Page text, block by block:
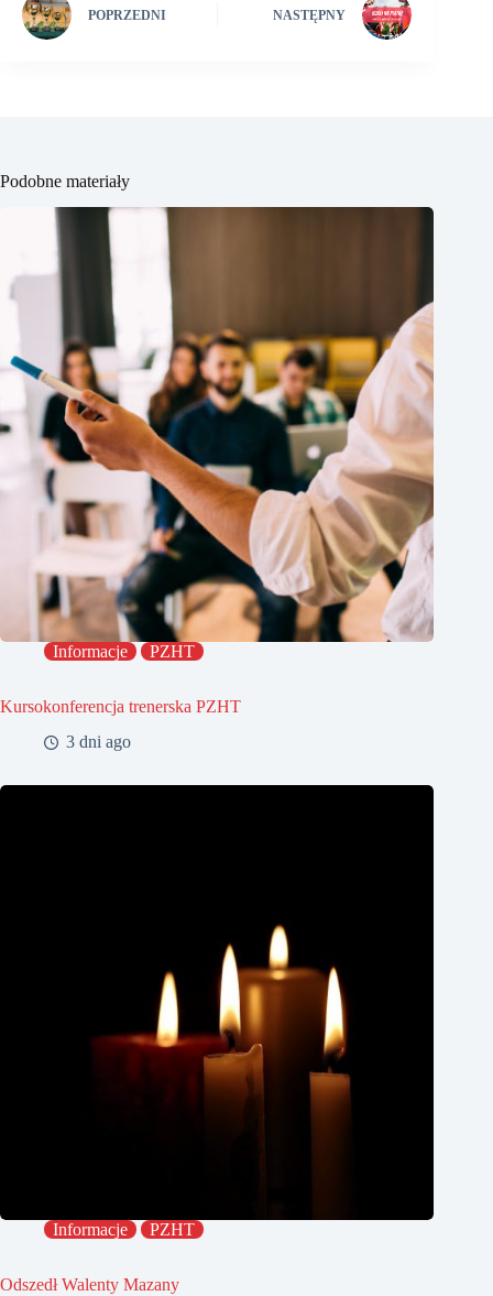
POPRZEDNI NASTĘPNY
Podobne materiały
Informacje PZHT
Kursokonferencja trenerska PZHT
3 dni ago
Informacje PZHT
Odszedł Walenty Mazany